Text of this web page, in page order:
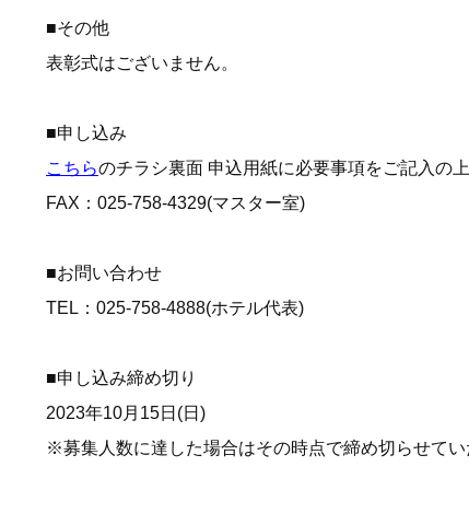
■その他
表彰式はございません。
■申し込み
こちらのチラシ裏面 申込用紙に必要事項をご記入の
FAX：025-758-4329(マスター室)
■お問い合わせ
TEL：025-758-4888(ホテル代表)
■申し込み締め切り
2023年10月15日(日)
※募集人数に達した場合はその時点で締め切らせてい